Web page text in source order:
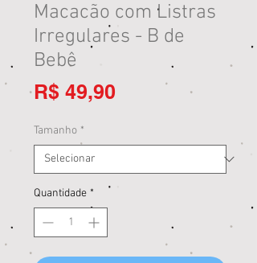
Macacão com Listras
Irregulares - B de
Bebê
R$ 49,90 Preço
Tamanho *
Quantidade *